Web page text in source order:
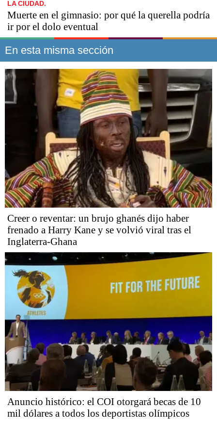
LA CIUDAD.
​​​​​Muerte en el gimnasio: por qué la querella podría
ir por el dolo eventual
En esta misma sección
Creer o reventar: un brujo ghanés dijo haber
frenado a Harry Kane y se volvió viral tras el
Inglaterra-Ghana
Anuncio histórico: el COI otorgará becas de 10
mil dólares a todos los deportistas olímpicos